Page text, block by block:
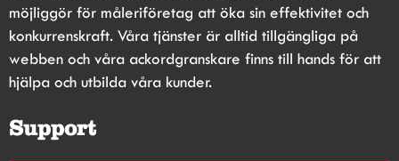
möjliggör för måleriföretag att öka sin effektivitet och
konkurrenskraft. Våra tjänster är alltid tillgängliga på
webben och våra ackordgranskare finns till hands för att
hjälpa och utbilda våra kunder.
Support